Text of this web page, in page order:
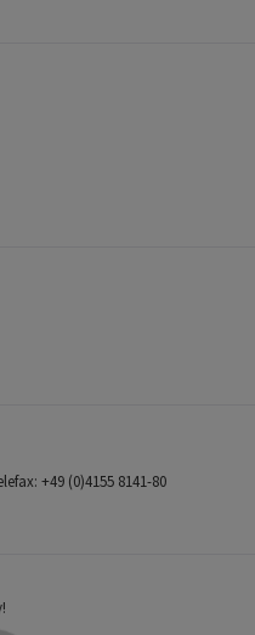
+49 (0)4155 8141-80